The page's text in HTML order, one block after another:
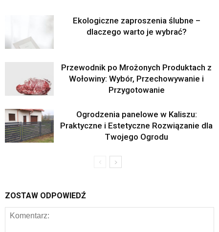
Ekologiczne zaproszenia ślubne –
dlaczego warto je wybrać?
Przewodnik po Mrożonych Produktach z
Wołowiny: Wybór, Przechowywanie i
Przygotowanie
Ogrodzenia panelowe w Kaliszu:
Praktyczne i Estetyczne Rozwiązanie dla
Twojego Ogrodu
ZOSTAW ODPOWIEDŹ